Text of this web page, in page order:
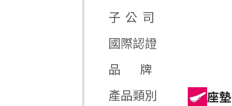
子 公 司
國際認證
品 牌
產品類別
座墊